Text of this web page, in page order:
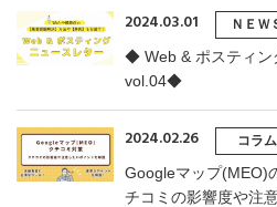
2024.03.01 ＮＥＷ
◆ Web & ポスティ
vol.04◆
2024.02.26 コラム
Googleマップ(MEO)
チコミの影響度や注